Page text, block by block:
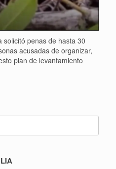
solicitó penas de hasta 30
acusadas de organizar,
plan de levantamiento